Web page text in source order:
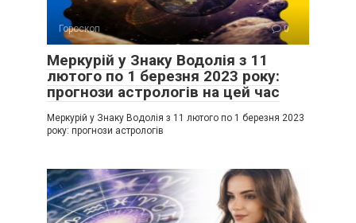
Гороскоп 0
Меркурій у Знаку Водолія з 11
лютого по 1 березня 2023 року:
прогнози астрологів на цей час
Меркурій у Знаку Водолія з 11 лютого по 1 березня 2023
року: прогнози астрологів